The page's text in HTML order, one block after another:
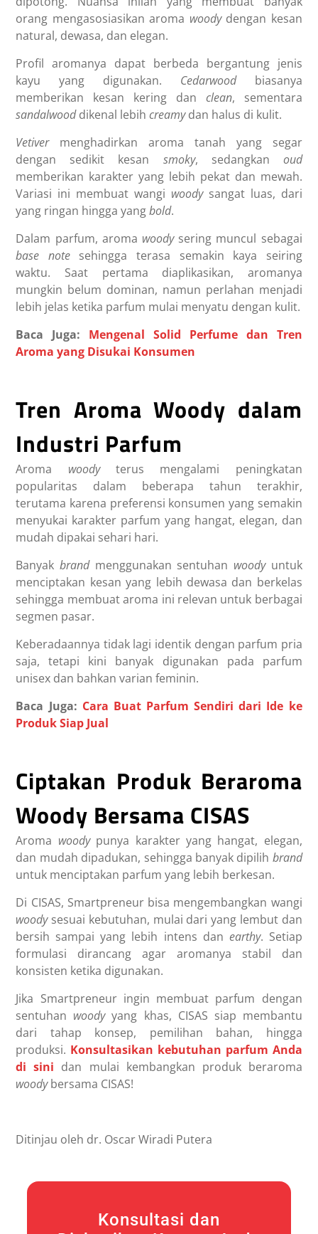
orang mengasosiasikan aroma woody dengan kesan
natural, dewasa, dan elegan.
Profil aromanya dapat berbeda bergantung jenis
kayu yang digunakan. Cedarwood biasanya
memberikan kesan kering dan clean, sementara
sandalwooddikenal lebihcreamydan halus di kulit.
Vetiver menghadirkan aroma tanah yang segar
dengan sedikit kesan smoky, sedangkan oud
memberikan karakter yang lebih pekat dan mewah.
Variasi ini membuat wangi woodysangat luas, dari
yang ringan hingga yangbold.
Dalam parfum, aroma woody sering muncul sebagai
base notesehingga terasa semakin kaya seiring
waktu. Saat pertama diaplikasikan, aromanya
mungkin belum dominan, namun perlahan menjadi
lebih jelas ketika parfum mulai menyatu dengan kulit.
Baca Juga: Mengenal Solid Perfume dan Tren
Aroma yang Disukai Konsumen
Tren Aroma Woody dalam
Industri Parfum
Aroma woodyterus mengalami peningkatan
popularitas dalam beberapa tahun terakhir,
terutama karena preferensi konsumen yang semakin
menyukai karakter parfum yang hangat, elegan, dan
mudah dipakai sehari hari.
Banyakbrandmenggunakan sentuhan woodyuntuk
menciptakan kesan yang lebih dewasa dan berkelas
sehingga membuat aroma ini relevan untuk berbagai
segmen pasar.
Keberadaannya tidak lagi identik dengan parfum pria
saja, tetapi kini banyak digunakan pada parfum
unisex dan bahkan varian feminin.
Baca Juga: Cara Buat Parfum Sendiri dari Ide ke
Produk Siap Jual
Ciptakan Produk Beraroma
Woody Bersama CISAS
Aroma woodypunya karakter yang hangat, elegan,
dan mudah dipadukan, sehingga banyak dipilih brand
untuk menciptakan parfum yang lebih berkesan.
Di CISAS, Smartpreneur bisa mengembangkan wangi
woodysesuai kebutuhan, mulai dari yang lembut dan
bersih sampai yang lebih intens dan earthy. Setiap
formulasi dirancang agar aromanya stabil dan
konsisten ketika digunakan.
Jika Smartpreneur ingin membuat parfum dengan
sentuhan woodyyang khas, CISAS siap membantu
dari tahap konsep, pemilihan bahan, hingga
produksi. Konsultasikan kebutuhan parfum Anda
di sini dan mulai kembangkan produk beraroma
woodybersama CISAS!
Ditinjau oleh dr. Oscar Wiradi Putera
Konsultasi dan